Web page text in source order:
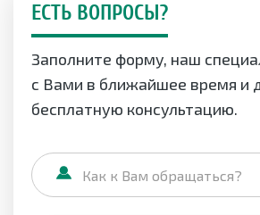
ЕСТЬ ВОПРОСЫ?
Заполните форму, наш
с Вами в ближайшее время и
бесплатную консультацию.